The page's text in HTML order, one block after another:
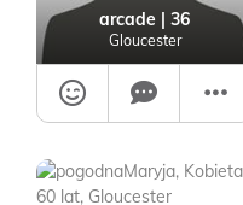
arcade | 36
Gloucester